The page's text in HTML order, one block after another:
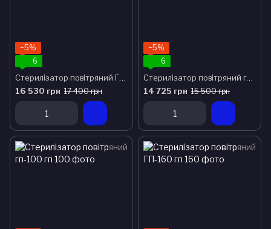
−5%
6
Стерилізатор повітряний ГП-20
16 530 грн 17 400 грн
−5%
6
Стерилізатор повітряний гп-10
14 725 грн 15 500 грн